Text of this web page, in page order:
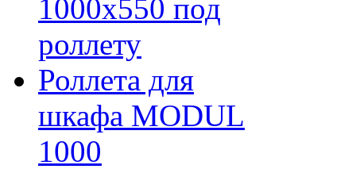
1000х550 под
роллету
Роллета для
шкафа MODUL
1000